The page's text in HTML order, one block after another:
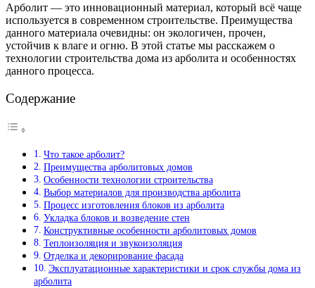
Арболит — это инновационный материал, который всё чаще
используется в современном строительстве. Преимущества
данного материала очевидны: он экологичен, прочен,
устойчив к влаге и огню. В этой статье мы расскажем о
технологии строительства дома из арболита и особенностях
данного процесса.
Содержание
Что такое арболит?
Преимущества арболитовых домов
Особенности технологии строительства
Выбор материалов для производства арболита
Процесс изготовления блоков из арболита
Укладка блоков и возведение стен
Конструктивные особенности арболитовых домов
Теплоизоляция и звукоизоляция
Отделка и декорирование фасада
Эксплуатационные характеристики и срок службы дома из
арболита